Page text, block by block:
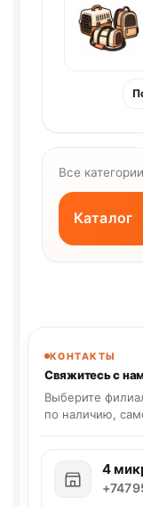
Все
Каталог
КОНТАКТЫ
Свяжитесь с
Выберите
по наличию,
4